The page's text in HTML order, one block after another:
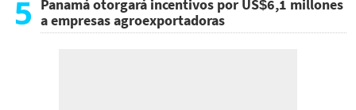
5 Panamá otorgará incentivos por US$6,1 millones
a empresas agroexportadoras